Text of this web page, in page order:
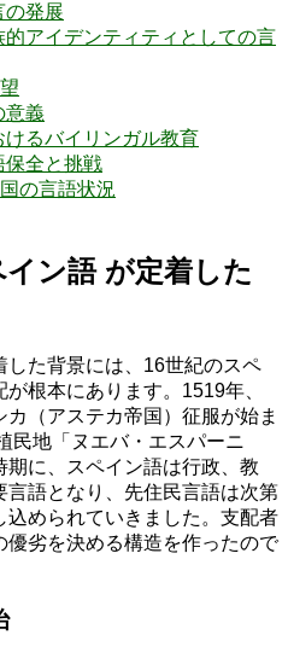
の発展
的アイデンティティとしての言
意義
けるバイリンガル教育
保全と挑戦
の言語状況
ン語 が定着した
した背景には、16世紀のスペ
根本にあります。1519年、
（アステカ帝国）征服が始ま
民地「ヌエバ・エスパーニ
に、スペイン語は行政、教
語となり、先住民言語は次第
められていきました。支配者
優劣を決める構造を作ったので